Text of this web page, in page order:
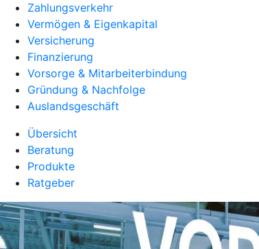
Zahlungsverkehr
Vermögen & Eigenkapital
Versicherung
Finanzierung
Vorsorge & Mitarbeiterbindung
Gründung & Nachfolge
Auslandsgeschäft
Übersicht
Beratung
Produkte
Ratgeber